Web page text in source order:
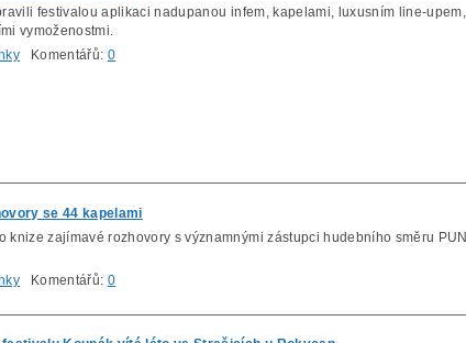
festivalou aplikaci nadupanou infem, kapelami, luxusním line-
vymoženostmi.
Komentářů: 0
se 44 kapelami
knize zajímavé rozhovory s významnými zástupci hudebního směru
Komentářů: 0